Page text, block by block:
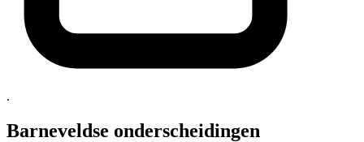
.
Barneveldse onderscheidingen